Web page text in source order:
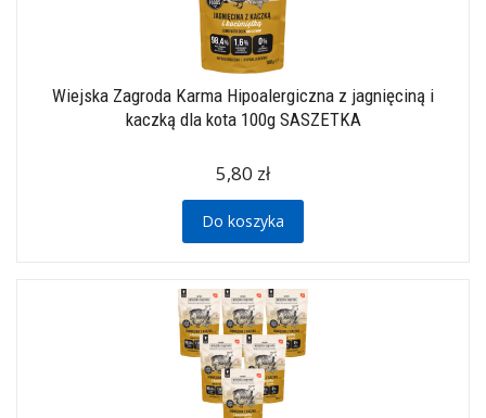
Wiejska Zagroda Karma Hipoalergiczna z jagnięciną i
kaczką dla kota 100g SASZETKA
5,80 zł
Do koszyka